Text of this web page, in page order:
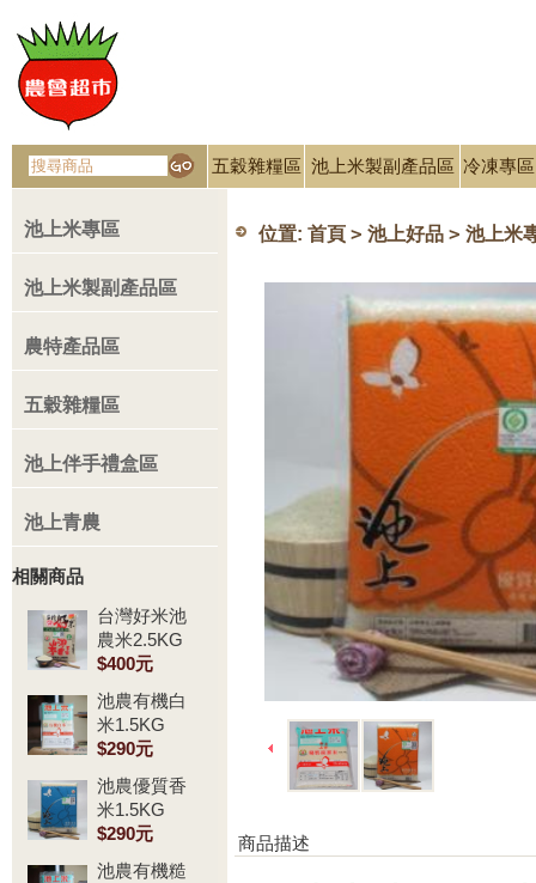
五穀雜糧區 池上米製副產品區 冷凍專區
池上米專區
池上米製副產品區
農特產品區
五穀雜糧區
池上伴手禮盒區
池上青農
相關商品
台灣好米池
農米2.5KG
$400元
池農有機白
米1.5KG
$290元
池農優質香
米1.5KG
$290元
池農有機糙
位置: 首頁 > 池上好品 > 池上米
商品描述